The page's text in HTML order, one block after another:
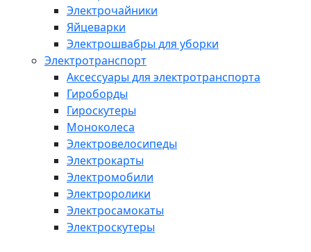
Электрочайники
Яйцеварки
Электрошвабры для уборки
Электротранспорт
Аксессуары для электротранспорта
Гироборды
Гироскутеры
Моноколеса
Электровелосипеды
Электрокарты
Электромобили
Электроролики
Электросамокаты
Электроскутеры